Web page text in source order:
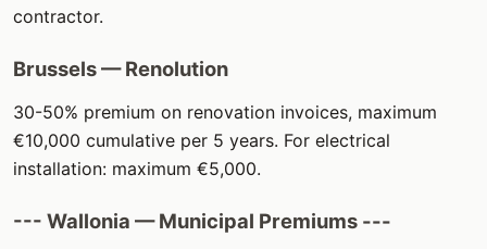
contractor.
Brussels — Renolution
30-50% premium on renovation invoices, maximum
€10,000 cumulative per 5 years. For electrical
installation: maximum €5,000.
--- Wallonia — Municipal Premiums ---